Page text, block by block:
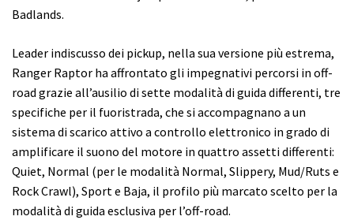
Badlands.
Leader indiscusso dei pickup, nella sua versione più estrema,
Ranger Raptor ha affrontato gli impegnativi percorsi in off-
road grazie all’ausilio di sette modalità di guida differenti, tre
specifiche per il fuoristrada, che si accompagnano a un
sistema di scarico attivo a controllo elettronico in grado di
amplificare il suono del motore in quattro assetti differenti:
Quiet, Normal (per le modalità Normal, Slippery, Mud/Ruts e
Rock Crawl), Sport e Baja, il profilo più marcato scelto per la
modalità di guida esclusiva per l’off-road.